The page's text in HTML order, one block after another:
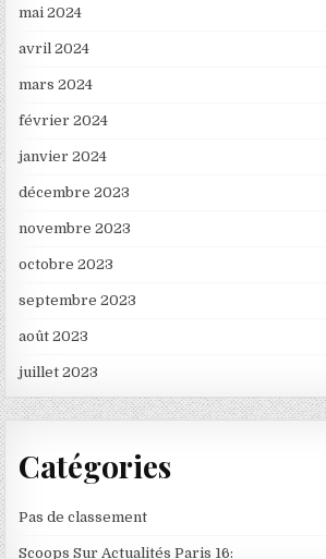
mai 2024
avril 2024
mars 2024
février 2024
janvier 2024
décembre 2023
novembre 2023
octobre 2023
septembre 2023
août 2023
juillet 2023
Catégories
Pas de classement
Scoops Sur Actualités Paris 16: